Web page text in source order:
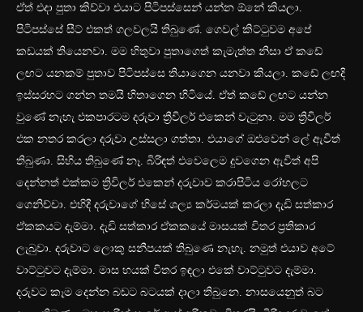
ඒත් එදා පුතා කිව්වා එයාට පිටිපස්සෙන් යන්න ඕනේ කියලා.
පිටිපස්සේ සීට් එකත් ගලවලයි තිබුණේ. ගෙවල් කිට්ටුවම අපේ
කඩයක් තියෙනවා. මම හිතුවා පුතාගෙත් කැමැත්ත නිසා ඒ කඩේ
ලඟට යනකම් පුතාව පිටිපස්සෙ තියාගෙන යනවා කියලා. කඩේ ලඟදි
ඉස්සරහට ගන්න තමයි හිතාගෙන හිටියේ. ඒත් කඩේ ලඟට යන්න
වුණේ නැහැ එකපාරටම දරුවා ත්‍රීවිලර් එකෙන් වැටුනා. මම ත්‍රිවිලර්
එක නතර කරලා දරුවා උස්සලා ගත්තා. එයාගේ ඔළුවෙන් ලේ ඇවිත්
තිබුණා. සිහිය තිබුණේ නෑ. බිරිඳත් එවෙලෙම දුවගෙන ඇවිත් අපි
දෙන්නත් එක්කම ත්‍රිවිලර් එකෙන් දරුවාව කරාපිටිය රෝහලට
ගෙනිච්චා. එහිදී දරුවාගේ හිසේ ශල්‍ය කර්මයක් කරලා දැඩි සත්කාර
ඒකකයට දැම්මා. දැඩි සත්කාර ඒකකයේ මාසයක් විතර ප්‍රතිකාර
ලැබුවා. දරුවාට ලොකු සනීපයක් තිබුණෙ නැහැ. නමුත් එයාව අටේ
වාට්ටුවට දැම්මා. මාස හයක් විතර ඉඳලා එකේ වාට්ටුවට දැම්මා.
දරුවට කෑම දෙන්න බඩට බටයක් දාලා තිබුනෙ. නාසයෙනුත් බට